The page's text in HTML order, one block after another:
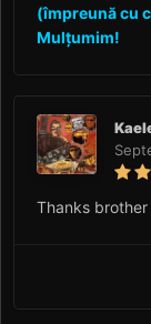
(împreună cu
Mulțumim!
Thanks